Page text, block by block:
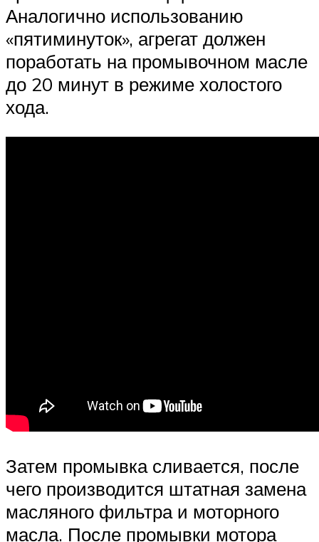
Аналогично использованию
«пятиминуток», агрегат должен
поработать на промывочном масле
до 20 минут в режиме холостого
хода.
Затем промывка сливается, после
чего производится штатная замена
масляного фильтра и моторного
масла. После промывки мотора